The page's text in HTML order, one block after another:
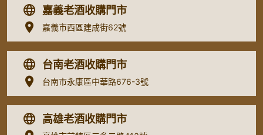
嘉義老酒收購門市
嘉義市西區建成街62號
台南老酒收購門市
台南市永康區中華路676-3號
高雄老酒收購門市